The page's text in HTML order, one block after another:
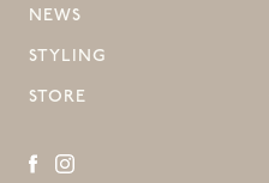
NEWS
STYLING
STORE